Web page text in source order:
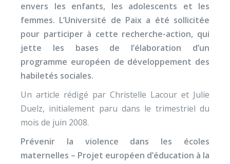
envers les enfants, les adolescents et les
femmes. L’Université de Paix a été sollicitée
pour participer à cette recherche-action, qui
jette les bases de l’élaboration d’un
programme européen de développement des
habiletés sociales.
Un article rédigé par Christelle Lacour et Julie
Duelz, initialement paru dans le trimestriel du
mois de juin 2008.
Prévenir la violence dans les écoles
maternelles – Projet européen d’éducation à la